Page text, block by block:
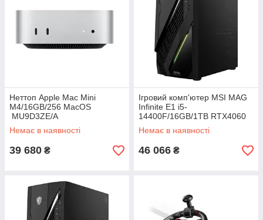
Неттоп Apple Mac Mini
M4/16GB/256 MacOS
MU9D3ZE/A
Немає в наявності
39 680 ₴
Ігровий комп'ютер MSI MAG
Infinite E1 i5-
14400F/16GB/1TB RTX4060
(MAG Infinite E1 14NUC5-
036XEU)
Немає в наявності
46 066 ₴